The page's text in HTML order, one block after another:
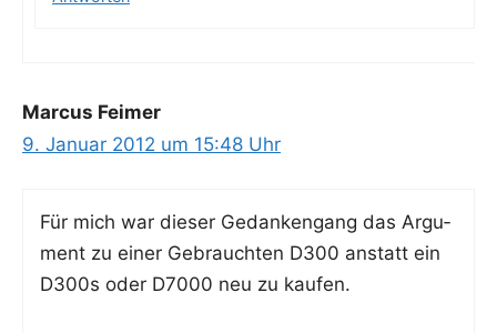
Marcus Feimer
9. Januar 2012 um 15:48 Uhr
Für mich war die­ser Gedan­ken­gang das Argu­
ment zu einer Gebrauch­ten D300 anstatt ein
D300s oder D7000 neu zu kaufen.